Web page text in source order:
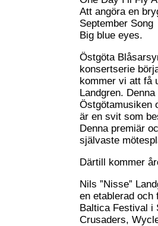
Att angöra en
September Song
Big blue eyes.
Östgöta
konsertserie
kommer vi att få
Landgren.
Östgötamusiken
är en svit som
Denna premiär
självaste
Därtill kommer
Nils ”Nisse”
en etablerad
Baltica Festival i
Crusaders,